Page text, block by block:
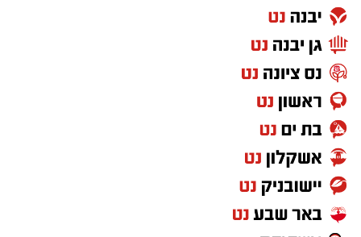
רוצה לעקוב אחרי הערוץ של הקבוצה "אשדוד נט"
ב-WhatsApp לחצו כאן
להורדת אפליקציה של אשדוד נט לחצו כאן
עקבו בפייסבוק
עקבו באינסטגרם